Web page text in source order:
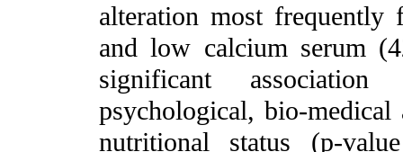
alteration most frequently
and low calcium serum
significant association
psychological, bio-
nutritional status (p-